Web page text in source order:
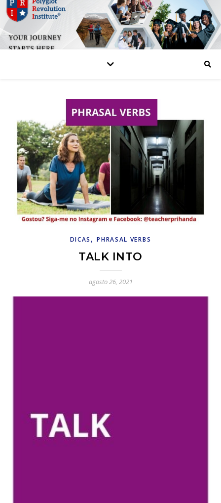
DICAS ,PHRASAL VERBS
TALK INTO
agosto 26, 2021